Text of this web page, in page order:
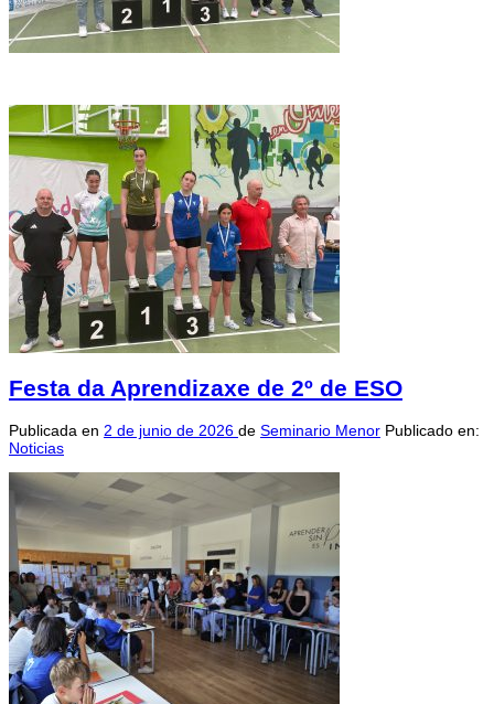
Festa da Aprendizaxe de 2º de ESO
Publicada en 2 de junio de 2026 de Seminario Menor Publicado en:
Noticias